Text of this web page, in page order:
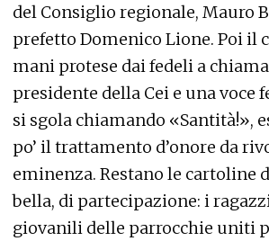
del Consiglio regionale, Mauro
prefetto Domenico Lione. Poi il
mani protese dai fedeli a
presidente della Cei e una voce
si sgola chiamando «Santità!»,
po’ il trattamento d’onore da
eminenza. Restano le cartoline
bella, di partecipazione: i
giovanili delle parrocchie uniti